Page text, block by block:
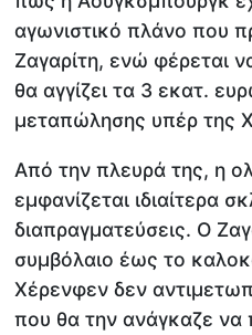
αγωνιστικό πλάνο που
Ζαγαρίτη, ενώ φέρεται
θα αγγίζει τα 3 εκατ.
μεταπώλησης υπέρ της
Από την πλευρά της, η
εμφανίζεται ιδιαίτερα
διαπραγματεύσεις. Ο
συμβόλαιο έως το
Χέρενφεν δεν
που θα την ανάγκαζε να